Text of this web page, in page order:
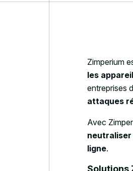
Zimperium
les
entreprises
attaques
Avec
neutraliser
ligne.